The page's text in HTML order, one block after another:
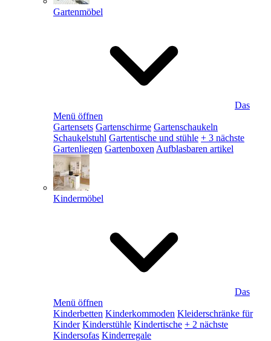
Gartenmöbel
Das
Menü öffnen
Gartensets Gartenschirme Gartenschaukeln
Schaukelstuhl Gartentische und stühle + 3 nächste
Gartenliegen Gartenboxen Aufblasbaren artikel
Kindermöbel
Das
Menü öffnen
Kinderbetten Kinderkommoden Kleiderschränke für
Kinder Kinderstühle Kindertische + 2 nächste
Kindersofas Kinderregale